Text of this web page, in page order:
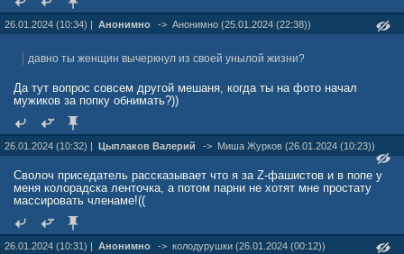
26.01.2024 (10:34) | Анонимно -> Анонимно (25.01.2024 (22:38))
давно ты женщин вычеркнул из своей унылой жизни?
Да тут вопрос совсем другой мешаня, когда ты на фото начал
мужиков за попку обнимать?))
26.01.2024 (10:32) | Цыплаков Валерий -> Миша Жуpков (26.01.2024 (10:23))
Сволоч приседатель рассказывает что я за Z-фашистов и в попе у
меня колорадска ленточка, а потом парни не хотят мне простату
массировать членаме!((
26.01.2024 (10:31) | Анонимно -> колодурушки (26.01.2024 (00:12))